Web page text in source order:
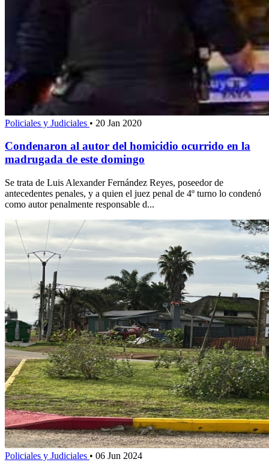
Policiales y Judiciales • 20 Jan 2020
Condenaron al autor del homicidio ocurrido en la
madrugada de este domingo
Se trata de Luis Alexander Fernández Reyes, poseedor de
antecedentes penales, y a quien el juez penal de 4º turno lo condenó
como autor penalmente responsable d...
Policiales y Judiciales • 06 Jun 2024